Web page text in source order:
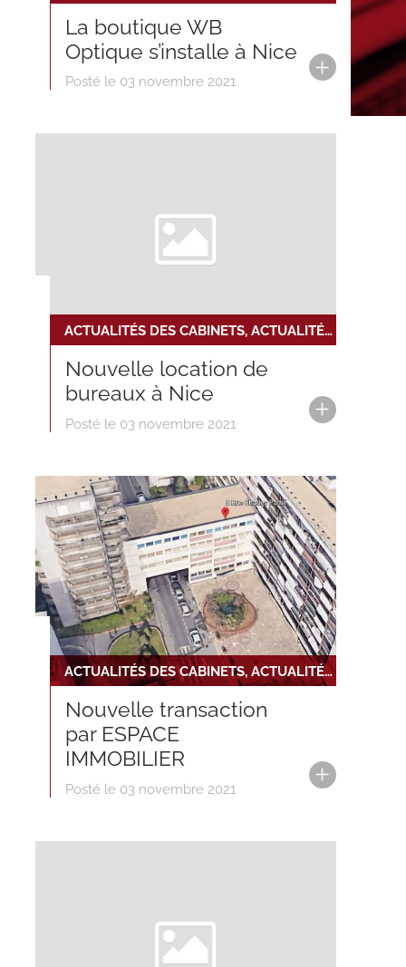
La boutique WB
Optique s’installe à Nice
Posté le 03 novembre 2021
ACTUALITÉS DES CABINETS, ACTUALITÉS DU RÉSEAU, NOUVELLE TRANSACTION
Nouvelle location de
bureaux à Nice
Posté le 03 novembre 2021
ACTUALITÉS DES CABINETS, ACTUALITÉS DU RÉSEAU, NOUVELLE TRANSACTION
Nouvelle transaction
par ESPACE
IMMOBILIER
Posté le 03 novembre 2021